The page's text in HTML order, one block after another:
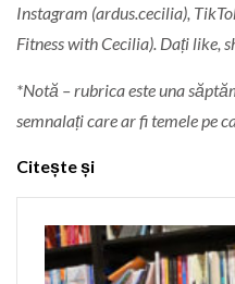
Instagram (ardus.cecilia),
Fitness with Cecilia). Dați like,
*Notă – rubrica este una
semnalați care ar fi temele pe
Citește și